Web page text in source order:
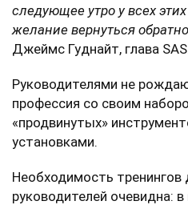
следующее утро у всех
желание вернуться
Джеймс Гуднайт, глава
Руководителями не
профессия со своим
«продвинутых»
установками.
Необходимость
руководителей очевидна: